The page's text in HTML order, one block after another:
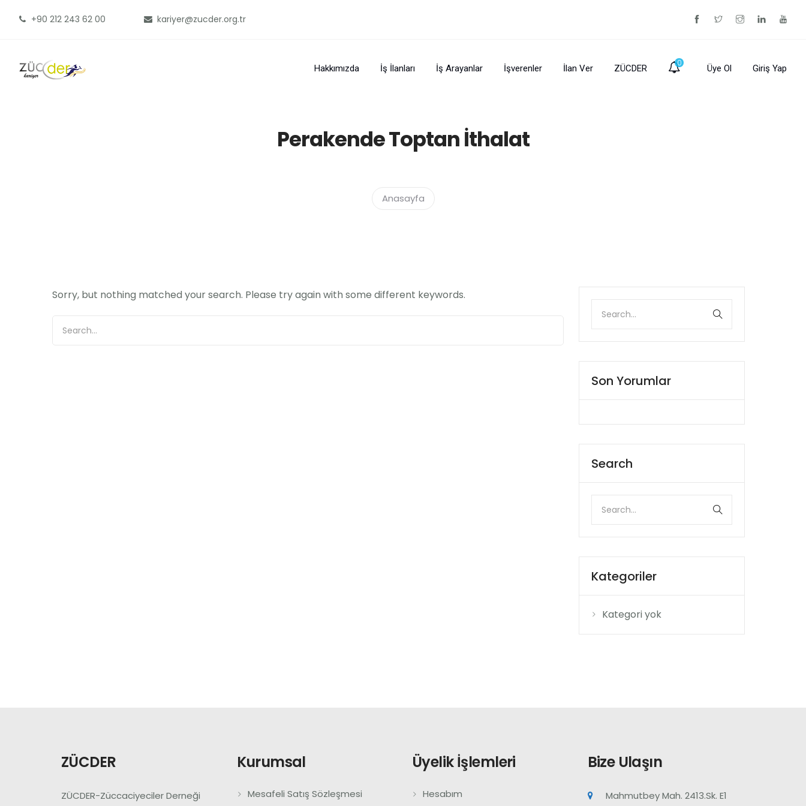
+90 212 243 62 00 kariyer@zucder.org.tr
Hakkımızda İş İlanları İş Arayanlar İşverenler İlan Ver ZÜCDER
0
Üye Ol Giriş Yap
Perakende Toptan İthalat
Anasayfa
Sorry, but nothing matched your search. Please try again with some different keywords.
Son Yorumlar
Search
Kategoriler
Kategori yok
ZÜCDER
ZÜCDER-Züccaciyeciler Derneği
Kurumsal
Mesafeli Satış Sözleşmesi
Üyelik İşlemleri
Hesabım
Bize Ulaşın
Mahmutbey Mah. 2413.Sk. E1